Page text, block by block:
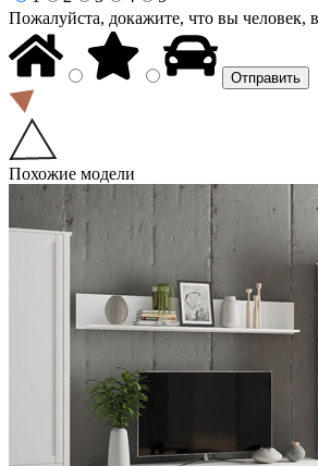
Пожалуйста, докажите, что вы человек,
Похожие модели